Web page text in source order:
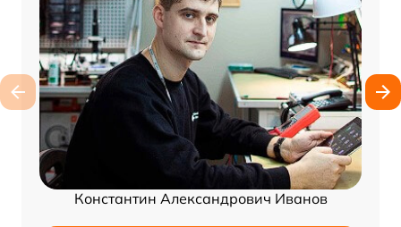
Константин Александрович Иванов